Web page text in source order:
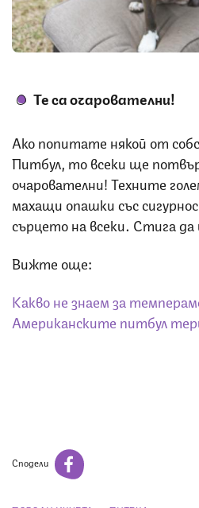
Те са очарователни!
Ако попитате някой от
Питбул, то всеки ще
очарователни! Техните
махащи опашки със
сърцето на всеки. Стига
Вижте още:
Какво не знаем за
Американските питбул
Сподели